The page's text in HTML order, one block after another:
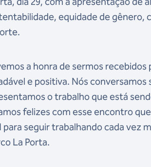
equidade de gênero,
a honra de sermos
e positiva. Nós
o trabalho que está
felizes com esse encontro
para seguir trabalhando cada vez
La Porta.